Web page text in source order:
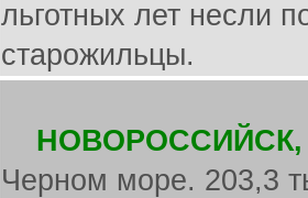
льготных лет несли
старожильцы.
НОВОРОССИЙСК,
Черном море. 203,3